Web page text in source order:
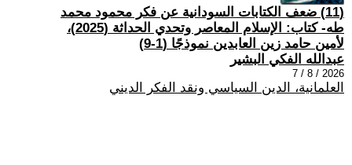
(11) ضعف الكتابات السودانية عن فكر محمود محمد
طه- كتاب: الإسلام المعاصر وتحدي الحداثة (2025)،
لأمين حامد زين العابدين نموذجًا (1-9)
عبدالله الفكي البشير
2026 / 8 / 7
العلمانية، الدين السياسي ونقد الفكر الديني